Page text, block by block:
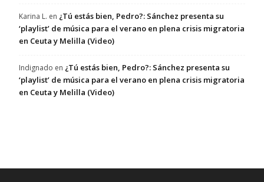
Karina L. en ¿Tú estás bien, Pedro?: Sánchez presenta su
‘playlist’ de música para el verano en plena crisis migratoria
en Ceuta y Melilla (Video)
Indignado en ¿Tú estás bien, Pedro?: Sánchez presenta su
‘playlist’ de música para el verano en plena crisis migratoria
en Ceuta y Melilla (Video)